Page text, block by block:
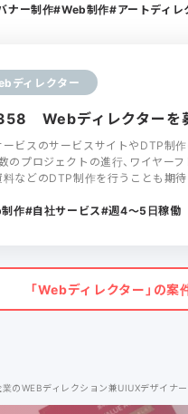
ナー制作 Web制作 アートディ
ディレクター
Webディレクターを募
ービスのサービスサイトやDTP制
のプロジェクトの進行、ワイヤー
料などのDTP制作を行うことも期待
作 自社サービス 週4〜5日稼働
「Webディレクター」の案
のWEBディレクション兼UIUXデザイナー